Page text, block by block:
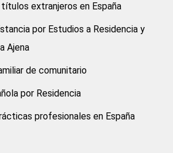
extranjeros en España
por Estudios a Residencia y
Ajena
de comunitario
por Residencia
profesionales en España